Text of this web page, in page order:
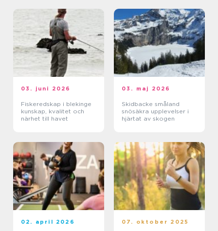
03. juni 2026
Fiskeredskap i blekinge
kunskap, kvalitet och
närhet till havet
03. maj 2026
Skidbacke småland
snösäkra upplevelser i
hjärtat av skogen
02. april 2026 07. oktober 2025